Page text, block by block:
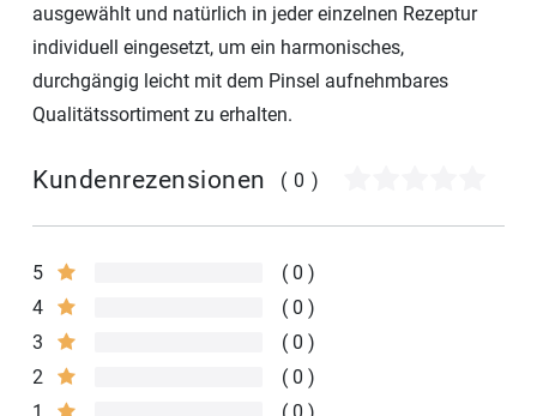
ausgewählt und natürlich in jeder einzelnen Rezeptur
individuell eingesetzt, um ein harmonisches,
durchgängig leicht mit dem Pinsel aufnehmbares
Qualitätssortiment zu erhalten.
Kundenrezensionen (0)
5
0
4
0
3
0
2
0